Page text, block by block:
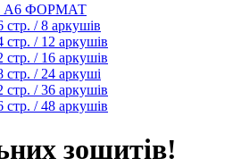
А6 ФОРМАТ
/ 8 аркушів
/ 12 аркушів
/ 16 аркушів
/ 24 аркуші
/ 36 аркушів
/ 48 аркушів
зошитів!